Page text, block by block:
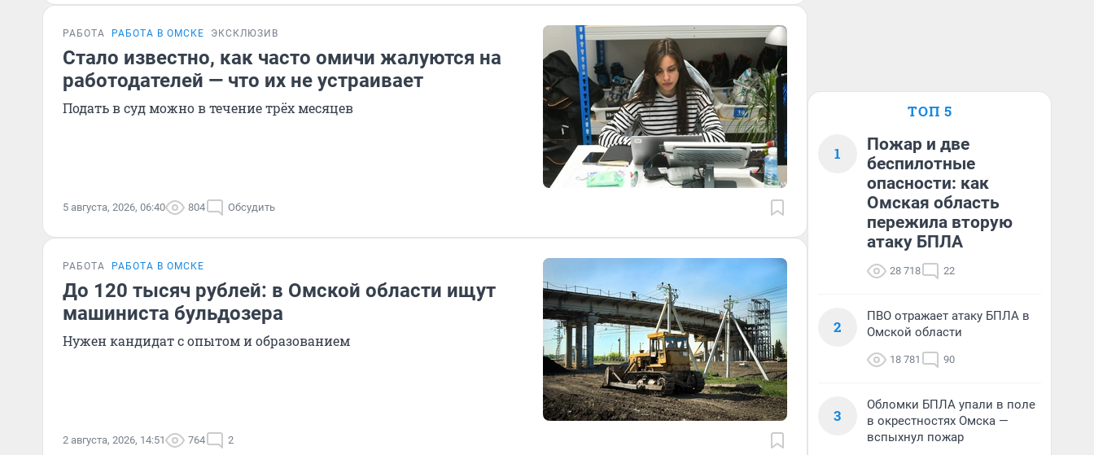
РАБОТА РАБОТА В ОМСКЕ ЭКСКЛЮЗИВ
Стало известно, как часто омичи жалуются на
работодателей — что их не устраивает
Подать в суд можно в течение трёх месяцев
5 августа, 2026, 06:40 804 Обсудить
РАБОТА РАБОТА В ОМСКЕ
До 120 тысяч рублей: в Омской области ищут
машиниста бульдозера
Нужен кандидат с опытом и образованием
2 августа, 2026, 14:51 764 2
ТОП 5
1
Пожар и две
беспилотные
опасности: как
Омская область
пережила вторую
атаку БПЛА
28 718 22
2
ПВО отражает атаку БПЛА в
Омской области
18 781 90
3
Обломки БПЛА упали в поле
в окрестностях Омска —
вспыхнул пожар